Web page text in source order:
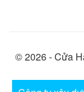
© 2026 - Cửa